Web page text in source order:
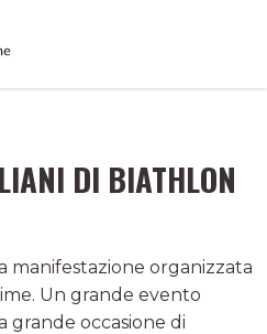
DI BIATHLON
manifestazione organizzata
Un grande evento
grande occasione di